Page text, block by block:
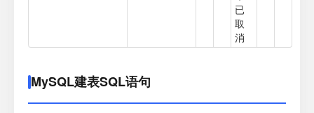
已
取
消
MySQL建表SQL语句